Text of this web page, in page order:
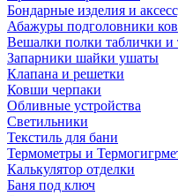
Бондарные изделия и
Абажуры подголовники
Вешалки полки таблички и
Запарники шайки ушаты
Клапана и решетки
Ковши черпаки
Обливные устройства
Светильники
Текстиль для бани
Термометры и
Калькулятор отделки
Баня под ключ